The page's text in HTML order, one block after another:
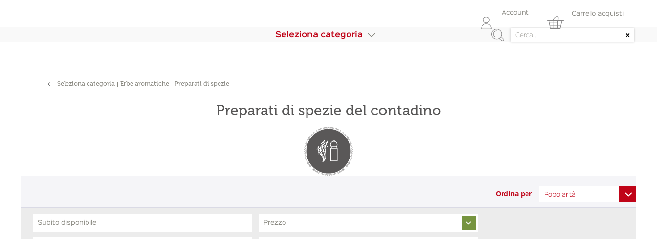
Account Carrello acquisti
Seleziona categoria
Seleziona categoria Erbe aromatiche Preparati di spezie
Preparati di spezie del contadino
Ordina per
Subito disponibile Prezzo